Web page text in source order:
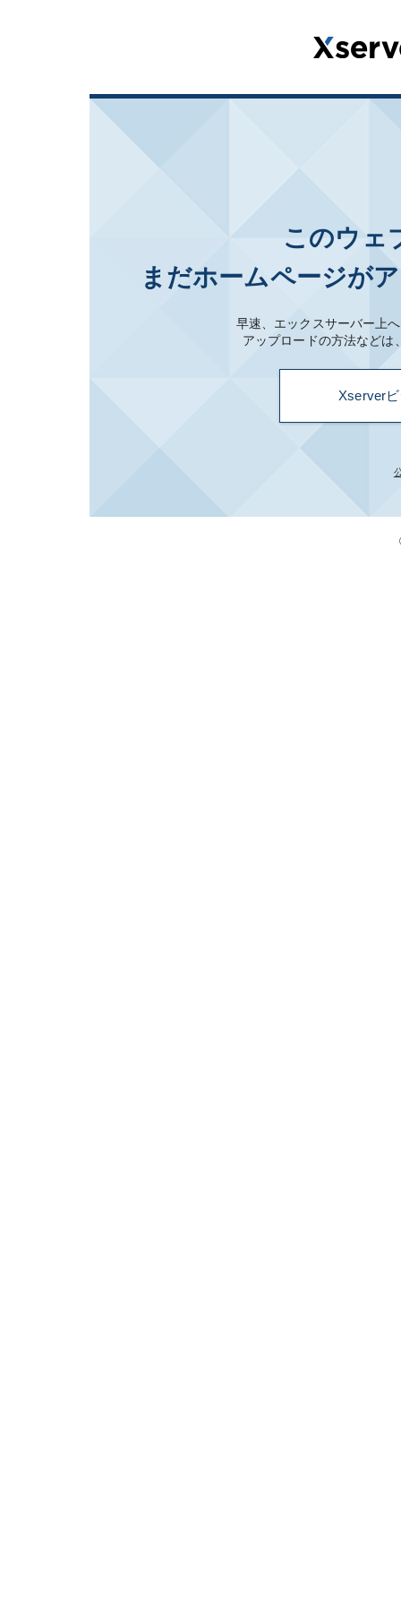
このウェ
まだホームページが
早速、エックスサーバー上
アップロードの方法などは
Xserver